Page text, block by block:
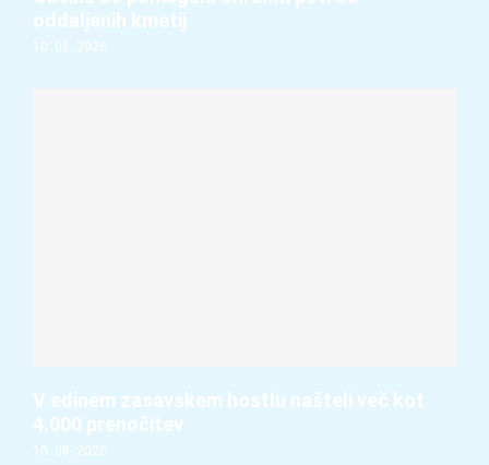
oddaljenih kmetij
10. 08. 2026
V edinem zasavskem hostlu našteli več kot
4.000 prenočitev
10. 08. 2026